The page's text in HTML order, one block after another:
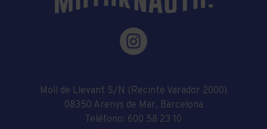
Moll de Llevant S/N (Recinte Varador 2000)
08350 Arenys de Mar, Barcelona
Teléfono: 600 58 23 10